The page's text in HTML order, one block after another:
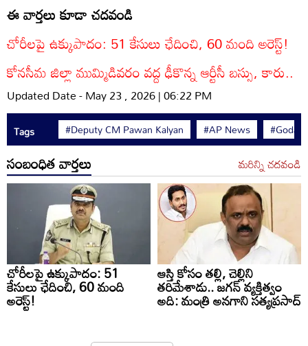
ఈ వార్తలు కూడా చదవండి
చోరీలపై ఉక్కుపాదం: 51 కేసులు ఛేదించి, 60 మంది అరెస్ట్!
కోనసీమ జిల్లా ముమ్మిడివరం వద్ద ఢీకొన్న ఆర్టీసీ బస్సు, కారు..
Updated Date - May 23 , 2026 | 06:22 PM
Tags #Deputy CM Pawan Kalyan #AP News
సంబంధిత వార్తలు మరిన్ని చదవండి
చోరీలపై ఉక్కుపాదం: 51
కేసులు ఛేదించి, 60 మంది
అరెస్ట్!
ఆస్తి కోసం తల్లి, చెల్లిని
తరిమేశాడు.. జగన్ వ్యక్తిత్వం
అది: మంత్రి అనగాని సత్యప్రసాద్